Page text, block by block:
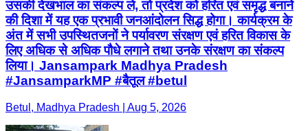
उसकी देखभाल का संकल्प ले, तो प्रदेश को हरित एवं समृद्ध बनाने
की दिशा में यह एक प्रभावी जनआंदोलन सिद्ध होगा। कार्यक्रम के
अंत में सभी उपस्थितजनों ने पर्यावरण संरक्षण एवं हरित विकास के
लिए अधिक से अधिक पौधे लगाने तथा उनके संरक्षण का संकल्प
लिया। Jansampark Madhya Pradesh
#JansamparkMP #बैतूल #betul
Betul, Madhya Pradesh | Aug 5, 2026